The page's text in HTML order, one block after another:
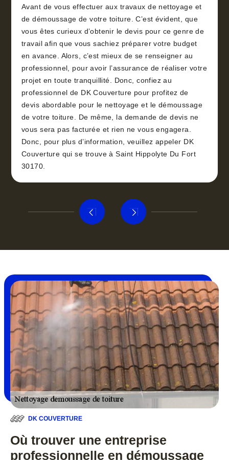
Avant de vous effectuer aux travaux de nettoyage et
de démoussage de votre toiture. C’est évident, que
vous êtes curieux d’obtenir le devis pour ce genre de
travail afin que vous sachiez préparer votre budget
en avance. Alors, c’est mieux de se renseigner au
professionnel, pour avoir l’assurance de réaliser votre
projet en toute tranquillité. Donc, confiez au
professionnel de DK Couverture pour profitez de
devis abordable pour le nettoyage et le démoussage
de votre toiture. De même, la demande de devis ne
vous sera pas facturée et rien ne vous engagera.
Donc, pour plus d’information, veuillez appeler DK
Couverture qui se trouve à Saint Hippolyte Du Fort
30170.
DK COUVERTURE
Où trouver une entreprise
professionnelle en démoussage